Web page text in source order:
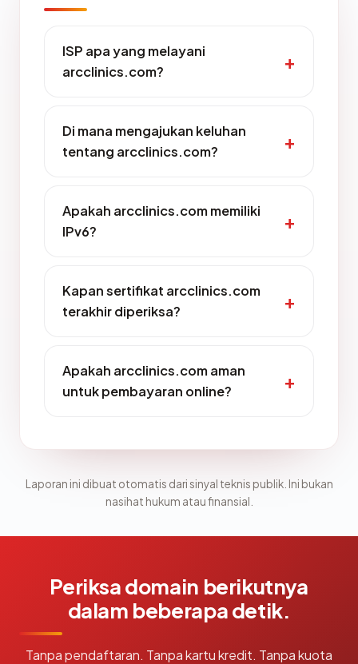
ISP apa yang melayani
arcclinics.com?
Di mana mengajukan keluhan
tentang arcclinics.com?
Apakah arcclinics.com memiliki
IPv6?
Kapan sertifikat arcclinics.com
terakhir diperiksa?
Apakah arcclinics.com aman
untuk pembayaran online?
Laporan ini dibuat otomatis dari sinyal teknis publik. Ini bukan
nasihat hukum atau finansial.
Periksa domain berikutnya
dalam beberapa detik.
Tanpa pendaftaran. Tanpa kartu kredit. Tanpa kuota